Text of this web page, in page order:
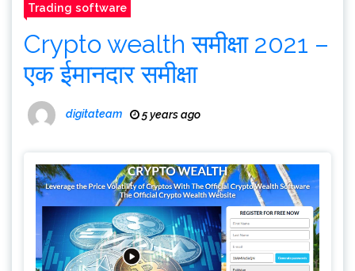
Trading software
Crypto wealth समीक्षा 2021 –
एक ईमानदार समीक्षा
digitateam 5 years ago